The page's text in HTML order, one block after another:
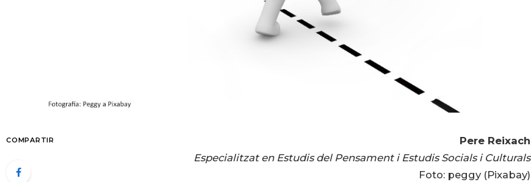
COMPARTIR
Pere Reixach
Especialitzat en Estudis del Pensament i Estudis Socials i Culturals
Foto: peggy (Pixabay)